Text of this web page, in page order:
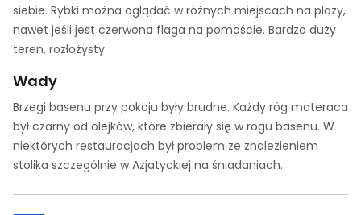
siebie. Rybki można oglądać w różnych miejscach na plaży,
nawet jeśli jest czerwona flaga na pomoście. Bardzo duży
teren, rozłożysty.
Wady
Brzegi basenu przy pokoju były brudne. Każdy róg materaca
był czarny od olejków, które zbierały się w rogu basenu. W
niektórych restauracjach był problem ze znalezieniem
stolika szczególnie w Azjatyckiej na śniadaniach.